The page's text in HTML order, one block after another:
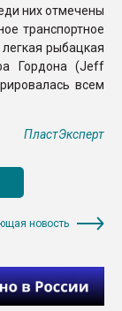
них отмечены
транспортное
рыбацкая
Гордона (Jeff
всем
ПластЭксперт
новость